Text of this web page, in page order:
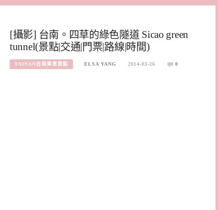
[攝影] 台南。四草的綠色隧道 Sicao green
tunnel(景點|交通|門票|路線|時間)
TAINAN台南美食景點 ELSA YANG 2014-03-26 0